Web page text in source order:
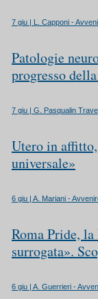
7 giu | L. Capponi -
Patologie
progresso
7 giu | G. Pasqualin
Utero in
universale»
6 giu | A. Mariani -
Roma Pride,
surrogata».
6 giu | A. Guerrieri -